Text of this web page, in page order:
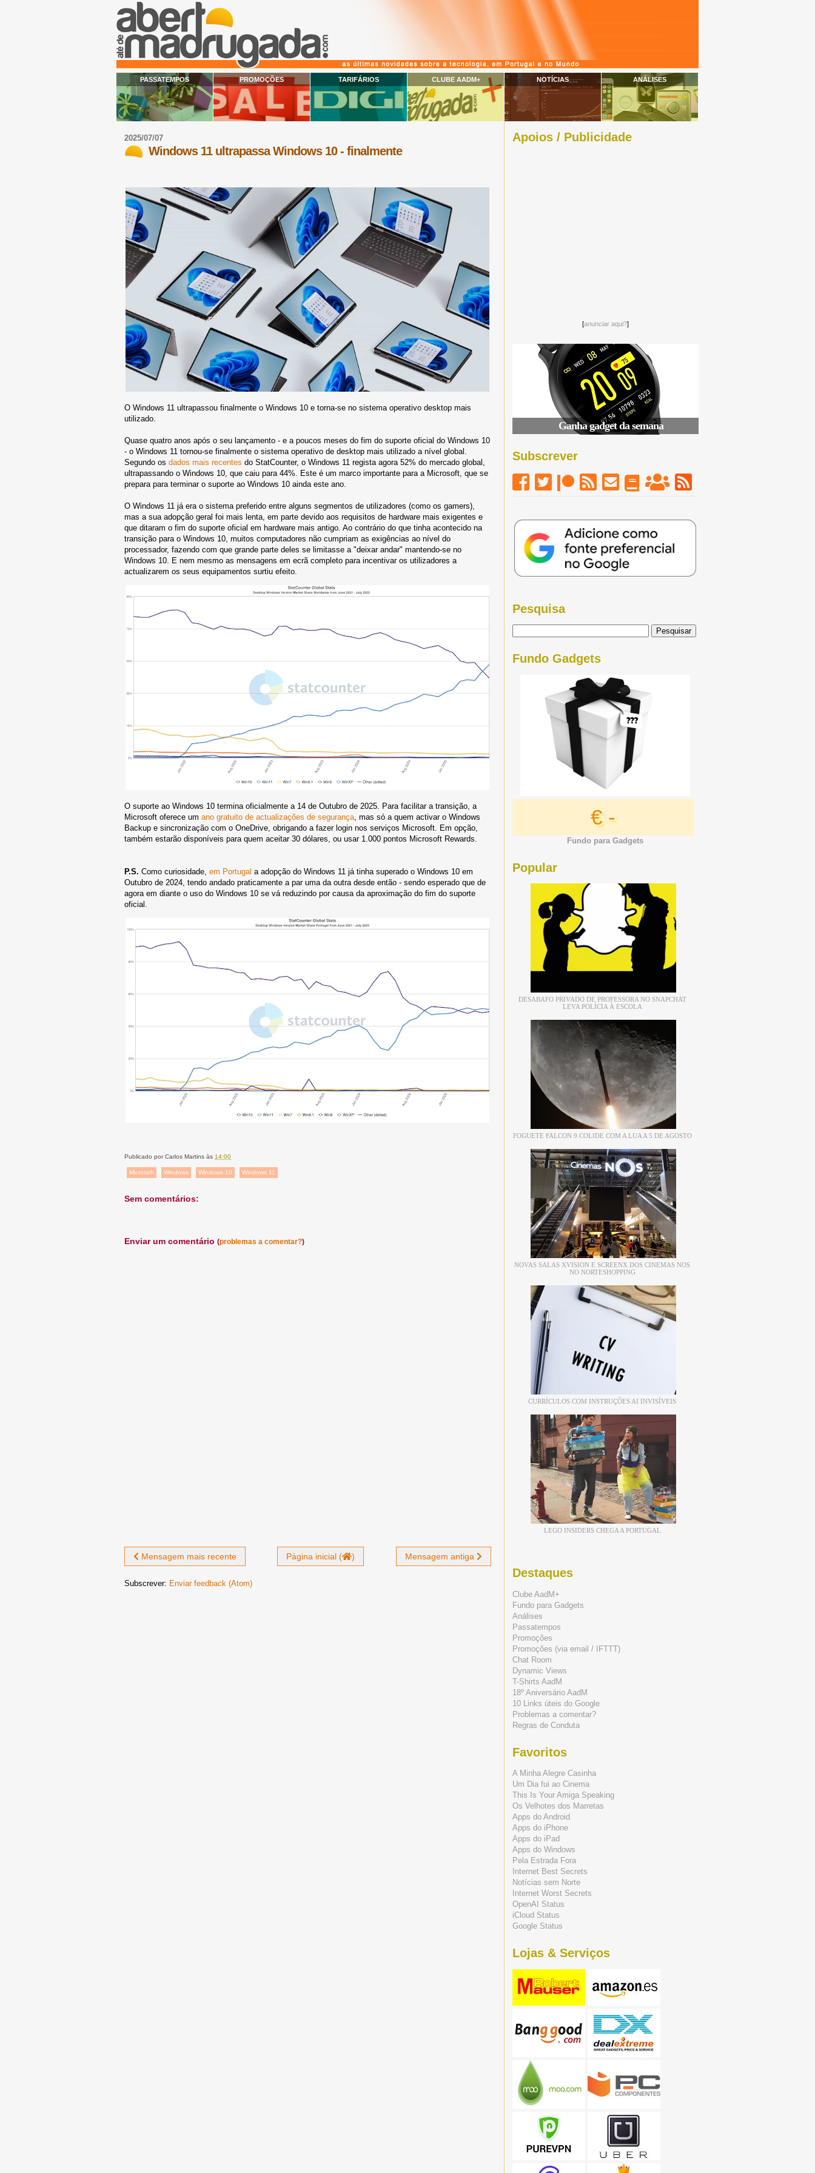
PASSATEMPOS PROMOÇÕES TARIFÁRIOS CLUBE AADM+ NOTÍCIAS ANÁLISES
2025/07/07
Windows 11 ultrapassa Windows 10 - finalmente
O Windows 11 ultrapassou finalmente o Windows 10 e torna-se no sistema operativo desktop mais
utilizado.
Quase quatro anos após o seu lançamento - e a poucos meses do fim do suporte oficial do Windows 10
- o Windows 11 tornou-se finalmente o sistema operativo de desktop mais utilizado a nível global.
Segundo os dados mais recentes do StatCounter, o Windows 11 regista agora 52% do mercado global,
ultrapassando o Windows 10, que caiu para 44%. Este é um marco importante para a Microsoft, que se
prepara para terminar o suporte ao Windows 10 ainda este ano.
O Windows 11 já era o sistema preferido entre alguns segmentos de utilizadores (como os gamers),
mas a sua adopção geral foi mais lenta, em parte devido aos requisitos de hardware mais exigentes e
que ditaram o fim do suporte oficial em hardware mais antigo. Ao contrário do que tinha acontecido na
transição para o Windows 10, muitos computadores não cumpriam as exigências ao nível do
processador, fazendo com que grande parte deles se limitasse a "deixar andar" mantendo-se no
Windows 10. E nem mesmo as mensagens em ecrã completo para incentivar os utilizadores a
actualizarem os seus equipamentos surtiu efeito.
O suporte ao Windows 10 termina oficialmente a 14 de Outubro de 2025. Para facilitar a transição, a
Microsoft oferece um ano gratuito de actualizações de segurança, mas só a quem activar o Windows
Backup e sincronização com o OneDrive, obrigando a fazer login nos serviços Microsoft. Em opção,
também estarão disponíveis para quem aceitar 30 dólares, ou usar 1.000 pontos Microsoft Rewards.
P.S. Como curiosidade, em Portugal a adopção do Windows 11 já tinha superado o Windows 10 em
Outubro de 2024, tendo andado praticamente a par uma da outra desde então - sendo esperado que de
agora em diante o uso do Windows 10 se vá reduzindo por causa da aproximação do fim do suporte
oficial.
Publicado porCarlos Martins às 14:00
Microsoft Windows Windows 10 Windows 11
Sem comentários:
Enviar um comentário (problemas a comentar?)
Mensagem mais recente Mensagem antiga
Página inicial ( )
Subscrever: Enviar feedback (Atom)
Apoios / Publicidade
[anunciar aqui?]
Ganha gadget da semana
Subscrever
Pesquisa
Fundo Gadgets
€ -
Fundo para Gadgets
Popular
DESABAFO PRIVADO DE PROFESSORA NO SNAPCHAT
LEVA POLÍCIA À ESCOLA
FOGUETE FALCON 9 COLIDE COM A LUA A 5 DE AGOSTO
NOVAS SALAS XVISION E SCREENX DOS CINEMAS NOS
NO NORTESHOPPING
CURRÍCULOS COM INSTRUÇÕES AI INVISÍVEIS
LEGO INSIDERS CHEGA A PORTUGAL
Destaques
Clube AadM+
Fundo para Gadgets
Análises
Passatempos
Promoções
Promoções (via email / IFTTT)
Chat Room
Dynamic Views
T-Shirts AadM
18º Aniversário AadM
10 Links úteis do Google
Problemas a comentar?
Regras de Conduta
Favoritos
A Minha Alegre Casinha
Um Dia fui ao Cinema
This Is Your Amiga Speaking
Os Velhotes dos Marretas
Apps do Android
Apps do iPhone
Apps do iPad
Apps do Windows
Pela Estrada Fora
Internet Best Secrets
Notícias sem Norte
Internet Worst Secrets
OpenAI Status
iCloud Status
Google Status
Lojas & Serviços